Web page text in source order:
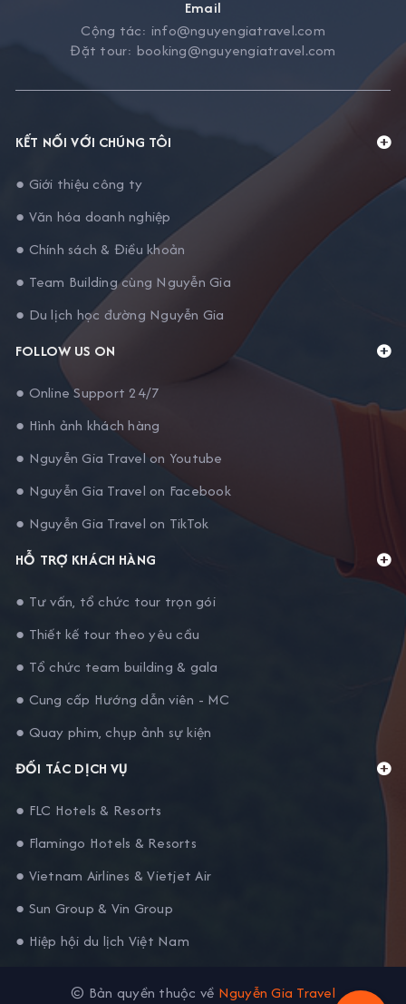
Email
Cộng tác: info@nguyengiatravel.com
Đặt tour: booking@nguyengiatravel.com
KẾT NỐI VỚI CHÚNG TÔI
● Giới thiệu công ty
● Văn hóa doanh nghiệp
● Chính sách & Điều khoản
● Team Building cùng Nguyễn Gia
● Du lịch học đường Nguyễn Gia
FOLLOW US ON
● Online Support 24/7
● Hình ảnh khách hàng
● Nguyễn Gia Travel on Youtube
● Nguyễn Gia Travel on Facebook
● Nguyễn Gia Travel on TikTok
HỖ TRỢ KHÁCH HÀNG
● Tư vấn, tổ chức tour trọn gói
● Thiết kế tour theo yêu cầu
● Tổ chức team building & gala
● Cung cấp Hướng dẫn viên - MC
● Quay phim, chụp ảnh sự kiện
ĐỐI TÁC DỊCH VỤ
● FLC Hotels & Resorts
● Flamingo Hotels & Resorts
● Vietnam Airlines & Vietjet Air
● Sun Group & Vin Group
● Hiệp hội du lịch Việt Nam
© Bản quyền thuộc về Nguyễn Gia Travel